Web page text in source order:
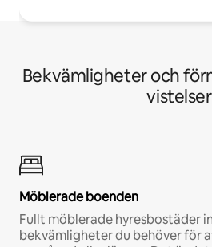
Bekvämligheter och
vistelser
Möblerade boenden
Fullt möblerade hyresbostäder
bekvämligheter du behöver för